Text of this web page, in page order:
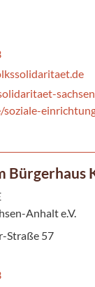
Bürgerhaus
Anhalt e.V.
Straße 57